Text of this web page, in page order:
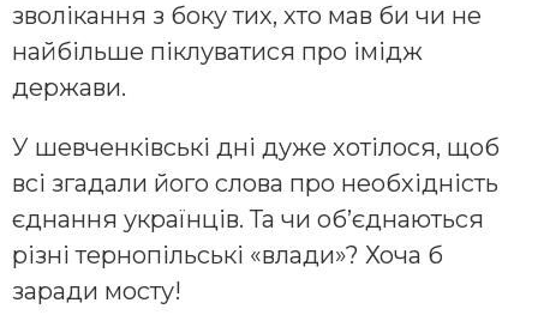
зволікання з боку тих, хто мав би чи не
найбільше піклуватися про імідж
держави.
У шевченківські дні дуже хотілося, щоб
всі згадали його слова про необхідність
єднання українців. Та чи об’єднаються
різні тернопільські «влади»? Хоча б
заради мосту!